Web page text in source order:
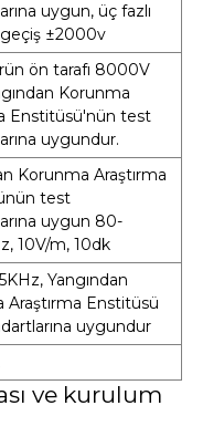
uygun, üç fazlı
±2000v
ön tarafı 8000V
Korunma
Enstitüsü'nün test
uygundur.
Korunma Araştırma
test
uygun 80-
10V/m, 10dk
Yangından
Araştırma Enstitüsü
uygundur
ve kurulum